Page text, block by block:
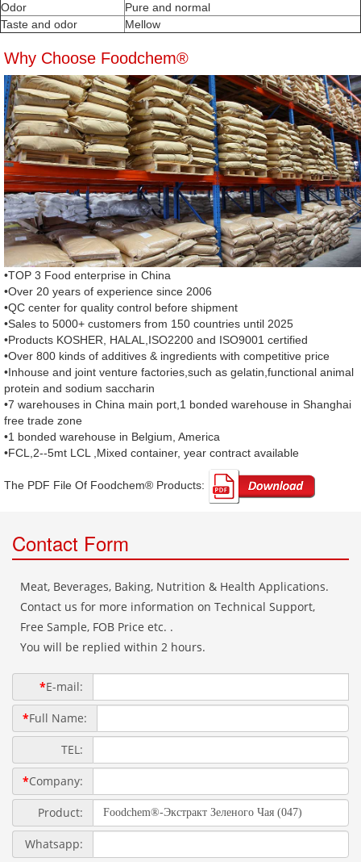
Odor
Pure and normal
Taste and odor
Mellow
Why Choose Foodchem®
•TOP 3 Food enterprise in China
•Over 20 years of experience since 2006
•QC center for quality control before shipment
•Sales to 5000+ customers from 150 countries until 2025
•Products KOSHER, HALAL,ISO2200 and ISO9001 certified
•Over 800 kinds of additives & ingredients with competitive price
•Inhouse and joint venture factories,such as gelatin,functional animal
protein and sodium saccharin
•7 warehouses in China main port,1 bonded warehouse in Shanghai
free trade zone
•1 bonded warehouse in Belgium, America
•FCL,2--5mt LCL ,Mixed container, year contract available
The PDF File Of Foodchem® Products: